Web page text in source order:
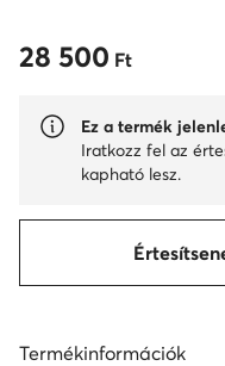
28 500 Ft
28 500 Ft
Ez a termék
Iratkozz fel az
kapható lesz.
Termékinformációk